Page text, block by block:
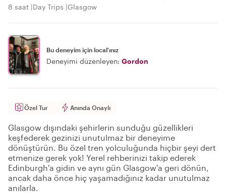
8 saat Day Trips Glasgow
Bu deneyim için local'ınız
Deneyimi düzenleyen: Gordon
Özel Tur Anında Onaylı
Glasgow dışındaki şehirlerin sunduğu güzellikleri
keşfederek gezinizi unutulmaz bir deneyime
dönüştürün. Bu özel tren yolculuğunda hiçbir şeyi dert
etmenize gerek yok! Yerel rehberinizi takip ederek
Edinburgh'a gidin ve aynı gün Glasgow'a geri dönün,
ancak daha önce hiç yaşamadığınız kadar unutulmaz
anılarla.